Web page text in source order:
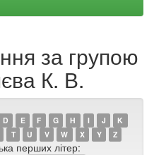
за групою
К. В.
D E F G H I J
K
T U V W X Y Z
перших літер: